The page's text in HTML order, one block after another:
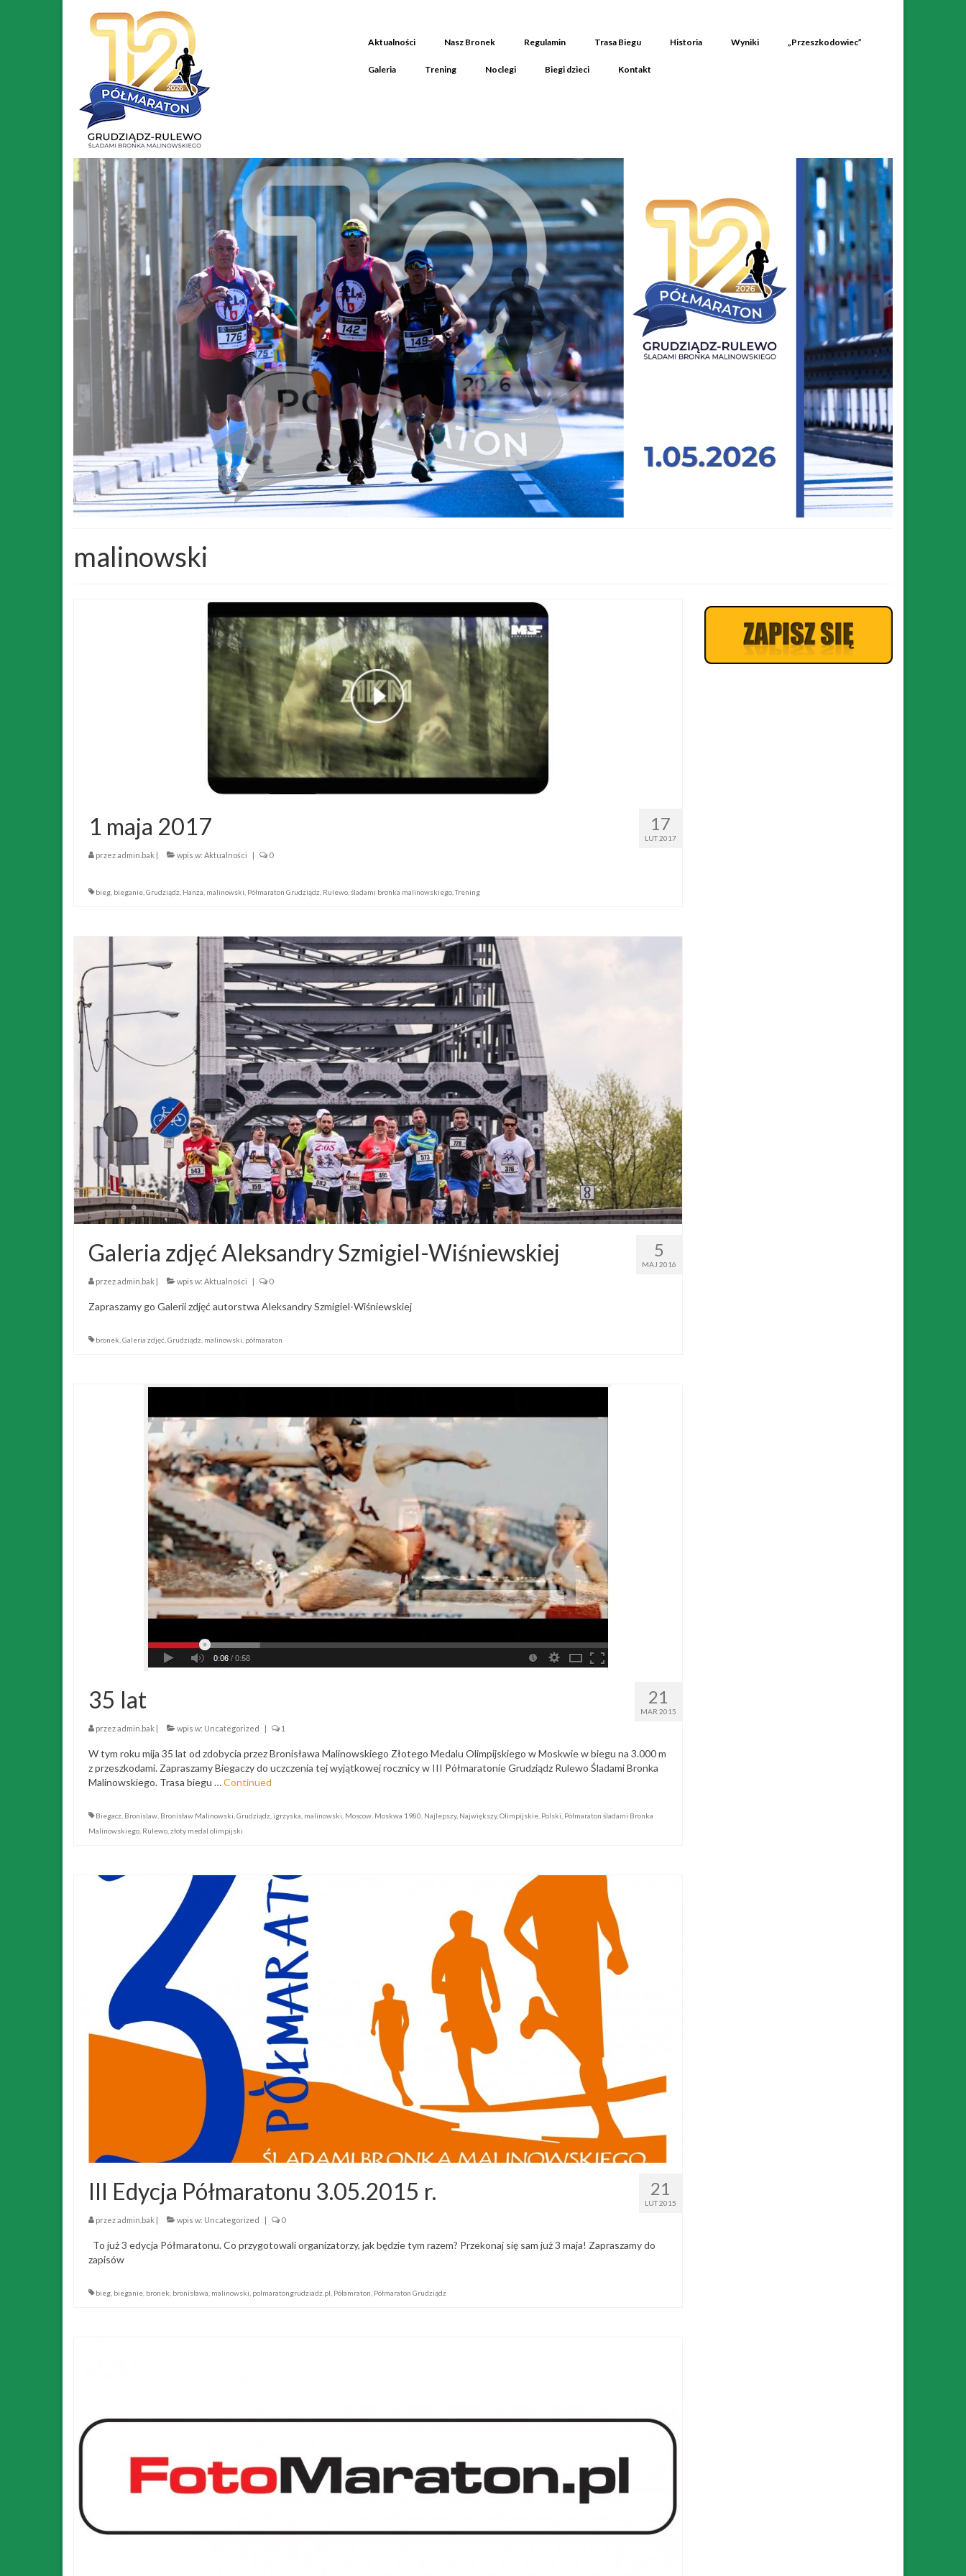
Aktualności Nasz Bronek Regulamin Trasa Biegu Historia Wyniki „Przeszkodowiec”
Galeria Trening Noclegi Biegi dzieci Kontakt
malinowski
17
LUT 2017
1 maja 2017
przezadmin.bak wpis w: Aktualności 0
bieg, bieganie,Grudziądz, Hanza, malinowski, Półmaraton Grudziądz, Rulewo,śladami bronka malinowskiego,Trening
5
MAJ 2016
Galeria zdjęć Aleksandry Szmigiel-Wiśniewskiej
przezadmin.bak wpis w: Aktualności 0
Zapraszamy go Galerii zdjęć autorstwa Aleksandry Szmigiel-Wiśniewskiej
bronek Galeria zdjęć Grudziądz malinowski półmaraton
21
MAR 2015
35 lat
przezadmin.bak wpis w: Uncategorized 1
W tym roku mija 35 lat od zdobycia przez Bronisława Malinowskiego Złotego Medalu Olimpijskiego w Moskwie w biegu na 3.000 m
z przeszkodami. Zapraszamy Biegaczy do uczczenia tej wyjątkowej rocznicy w III Półmaratonie Grudziądz Rulewo Śladami Bronka
Malinowskiego. Trasa biegu …Continued
Biegacz Bronislaw Bronisław Malinowski Grudziądz igrzyska malinowski Moscow Moskwa 1980 Najlepszy, Największy, Olimpijskie Polski Półmaraton śladami Bronka
Malinowskiego Rulewo złoty medal olimpijski
21
LUT 2015
III Edycja Półmaratonu 3.05.2015 r.
przezadmin.bak | wpis w: Uncategorized | 0
To już 3 edycja Półmaratonu. Co przygotowali organizatorzy, jak będzie tym razem? Przekonaj się sam już 3 maja! Zapraszamy do
zapisów
bieg bieganie bronek bronisława malinowski polmaratongrudziadz.pl Półamraton Półmaraton Grudziądz